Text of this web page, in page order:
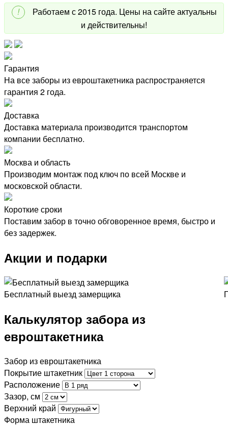
!
Работаем с 2015 года. Цены на сайте актуальны
и действительны!
Гарантия
На все заборы из евроштакетника распространяется
гарантия 2 года.
Доставка
Доставка материала производится транспортом
компании бесплатно.
Москва и область
Производим монтаж под ключ по всей Москве и
московской области.
Короткие сроки
Поставим забор в точно обговоренное время, быстро и
без задержек.
Акции и подарки
Бесплатный выезд замерщика
Калькулятор забора из
евроштакетника
Забор из евроштакетника
Покрытие штакетник
Расположение
Зазор, см
Верхний край
Форма штакетника